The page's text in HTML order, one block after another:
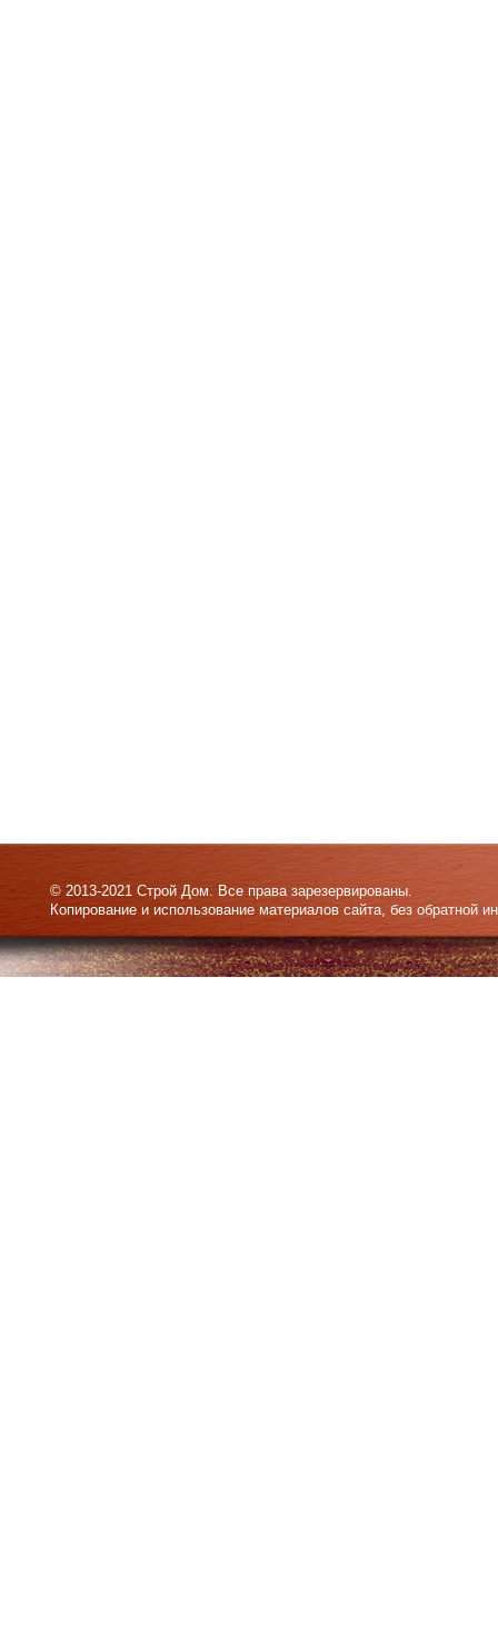
© 2013-2021 Строй Дом. Все права зарезервированы.
Копирование и использование материалов сайта, без обратной